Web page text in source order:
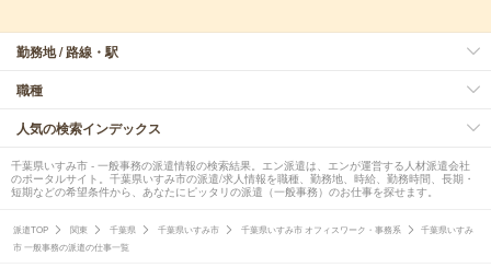
勤務地 / 路線・駅
職種
人気の検索インデックス
千葉県いすみ市 - 一般事務の派遣情報の検索結果。エン派遣は、エンが運営する人材派遣会社
のポータルサイト。千葉県いすみ市の派遣/求人情報を職種、勤務地、時給、勤務時間、長期・
短期などの希望条件から、あなたにピッタリの派遣（一般事務）のお仕事を探せます。
派遣TOP 関東 千葉県 千葉県いすみ市 千葉県いすみ市 オフィスワーク・事務系
千葉県いすみ
市 一般事務の派遣の仕事一覧